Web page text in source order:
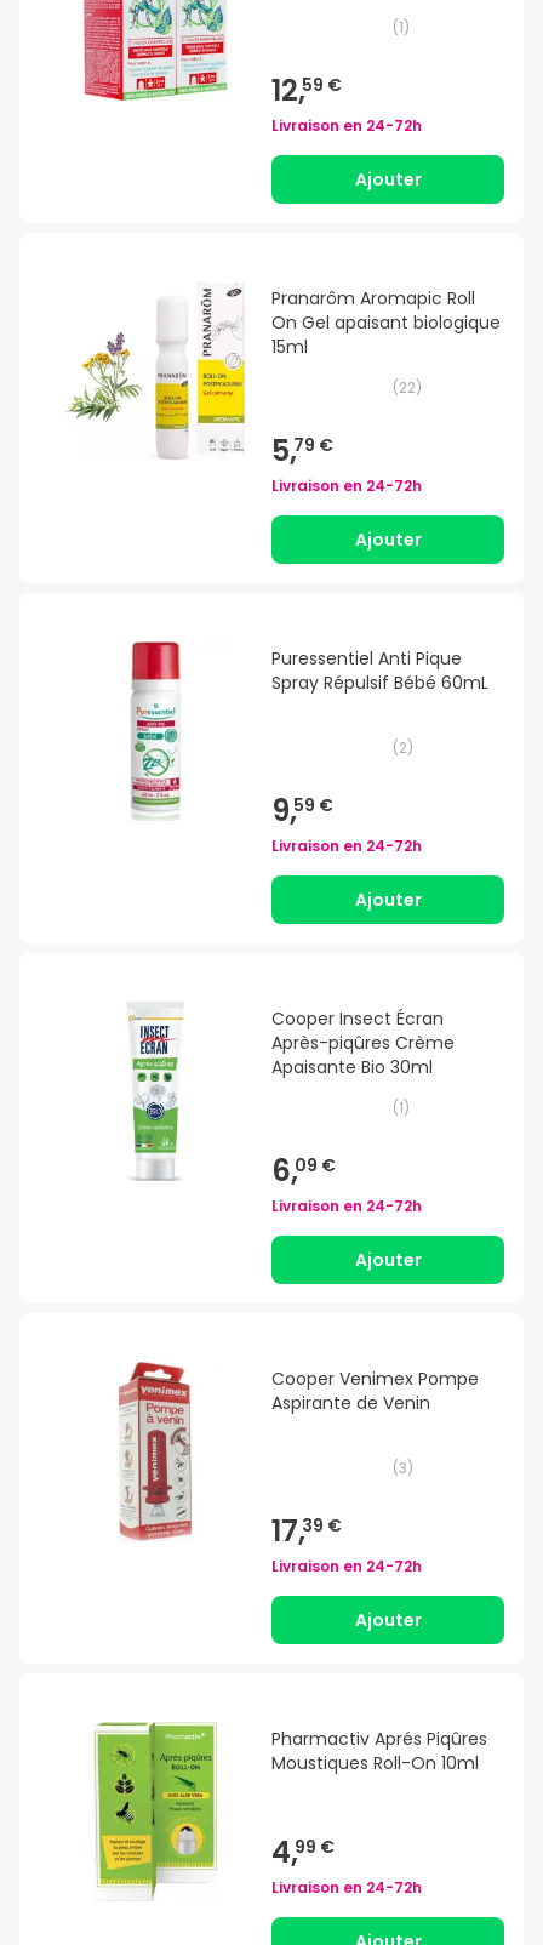
(1)
12,59 €
Livraison en 24-72h
Ajouter
Pranarôm Aromapic Roll
On Gel apaisant biologique
15ml
(22)
5,79 €
Livraison en 24-72h
Ajouter
Puressentiel Anti Pique
Spray Répulsif Bébé 60mL
(2)
9,59 €
Livraison en 24-72h
Ajouter
Cooper Insect Écran
Après-piqûres Crème
Apaisante Bio 30ml
(1)
6,09 €
Livraison en 24-72h
Ajouter
Cooper Venimex Pompe
Aspirante de Venin
(3)
17,39 €
Livraison en 24-72h
Ajouter
Pharmactiv Aprés Piqûres
Moustiques Roll-On 10ml
4,99 €
Livraison en 24-72h